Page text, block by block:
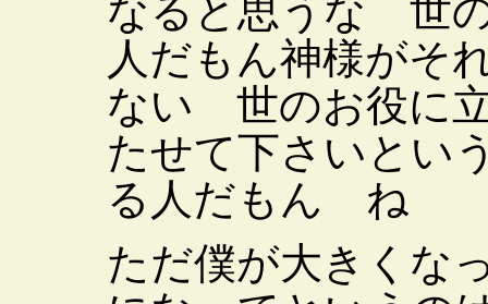
なると思うな 世
人だもん神様がそ
ない 世のお役に
たせて下さいとい
る人だもん ね
ただ僕が大きくな